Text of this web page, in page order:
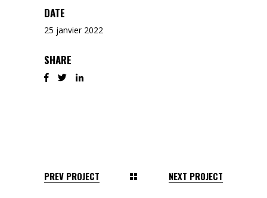
DATE
25 janvier 2022
SHARE
PREV PROJECT NEXT PROJECT